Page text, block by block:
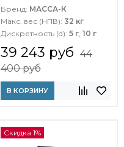
Бренд: МАССА-К
Макс. вес (НПВ): 32 кг
Дискретность (d): 5 г, 10 г
39 243 руб 44
400 руб
В КОРЗИНУ
Скидка 1%